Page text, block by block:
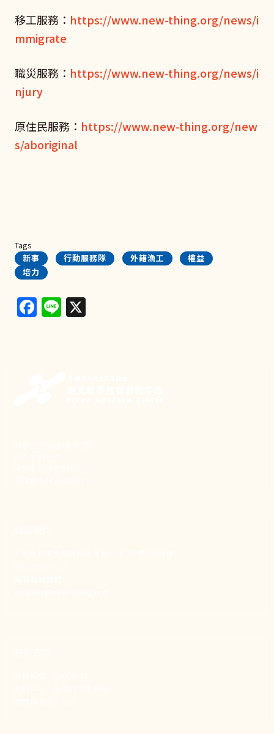
移工服務： https://www.new-thing.org/news/i
mmigrate
職災服務： https://www.new-thing.org/news/i
njury
原住民服務： https://www.new-thing.org/new
s/aboriginal
Tags
新事
行動服務隊 外籍漁工
權益
培力
Facebook
Line